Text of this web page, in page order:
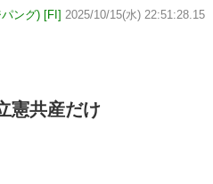
ング) [FI] 2025/10/15(水) 22:51:28.15
憲共産だけ